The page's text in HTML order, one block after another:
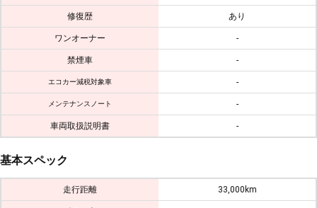
修復歴 あり
ワンオーナー -
禁煙車 -
エコカー減税対象車 -
メンテナンスノート -
車両取扱説明書 -
基本スペック
走行距離 33,000km